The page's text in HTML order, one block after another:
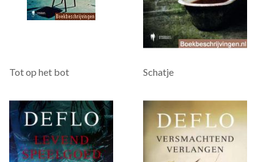
Tot op het bot Schatje